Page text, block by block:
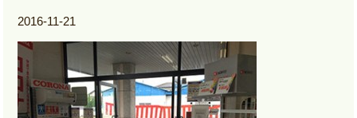
2016-11-21